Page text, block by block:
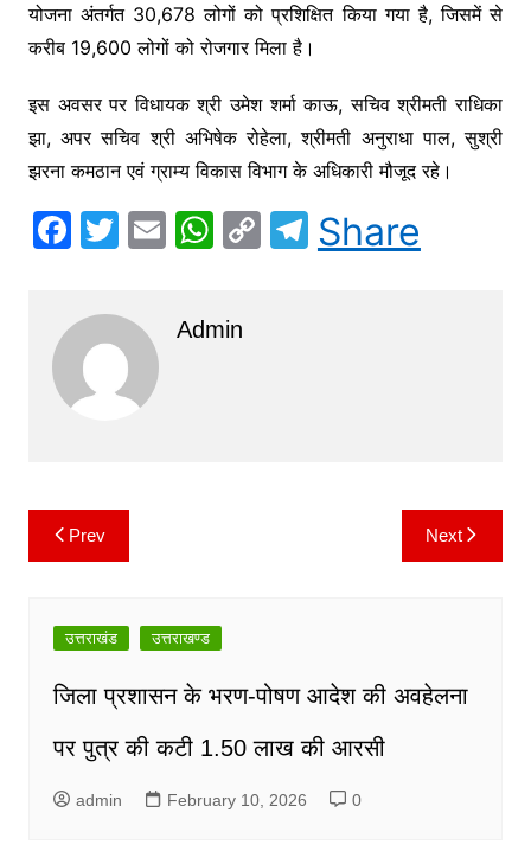
योजना अंतर्गत 30,678 लोगों को प्रशिक्षित किया गया है, जिसमें से
करीब 19,600 लोगों को रोजगार मिला है।
इस अवसर पर विधायक श्री उमेश शर्मा काऊ, सचिव श्रीमती राधिका
झा, अपर सचिव श्री अभिषेक रोहेला, श्रीमती अनुराधा पाल, सुश्री
झरना कमठान एवं ग्राम्य विकास विभाग के अधिकारी मौजूद रहे।
F
c
e
b
o
T
itt
er
E W
s
C T
el
Share
Admin
Post
navigation
Prev Next
उत्तराखंड उत्तराखण्ड
जिला प्रशासन के भरण-पोषण आदेश की अवहेलना
पर पुत्र की कटी 1.50 लाख की आरसी
admin February 10, 2026 0